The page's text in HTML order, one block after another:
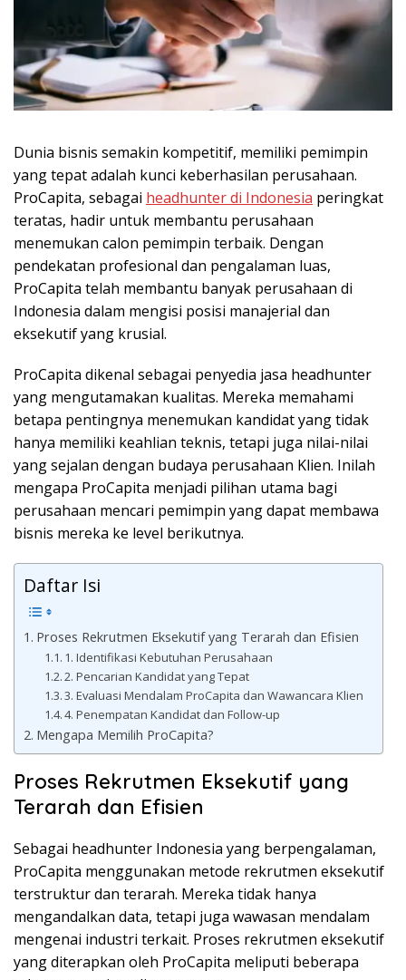
Dunia bisnis semakin kompetitif, memiliki pemimpin
yang tepat adalah kunci keberhasilan perusahaan.
ProCapita, sebagai headhunter di Indonesia peringkat
teratas, hadir untuk membantu perusahaan
menemukan calon pemimpin terbaik. Dengan
pendekatan profesional dan pengalaman luas,
ProCapita telah membantu banyak perusahaan di
Indonesia dalam mengisi posisi manajerial dan
eksekutif yang krusial.
ProCapita dikenal sebagai penyedia jasa headhunter
yang mengutamakan kualitas. Mereka memahami
betapa pentingnya menemukan kandidat yang tidak
hanya memiliki keahlian teknis, tetapi juga nilai-nilai
yang sejalan dengan budaya perusahaan Klien. Inilah
mengapa ProCapita menjadi pilihan utama bagi
perusahaan mencari pemimpin yang dapat membawa
bisnis mereka ke level berikutnya.
Daftar Isi
Proses Rekrutmen Eksekutif yang Terarah dan Efisien
1. Identifikasi Kebutuhan Perusahaan
2. Pencarian Kandidat yang Tepat
3. Evaluasi Mendalam ProCapita dan Wawancara Klien
4. Penempatan Kandidat dan Follow-up
Mengapa Memilih ProCapita?
Proses Rekrutmen Eksekutif yang
Terarah dan Efisien
Sebagai headhunter Indonesia yang berpengalaman,
ProCapita menggunakan metode rekrutmen eksekutif
terstruktur dan terarah. Mereka tidak hanya
mengandalkan data, tetapi juga wawasan mendalam
mengenai industri terkait. Proses rekrutmen eksekutif
yang diterapkan oleh ProCapita meliputi beberapa